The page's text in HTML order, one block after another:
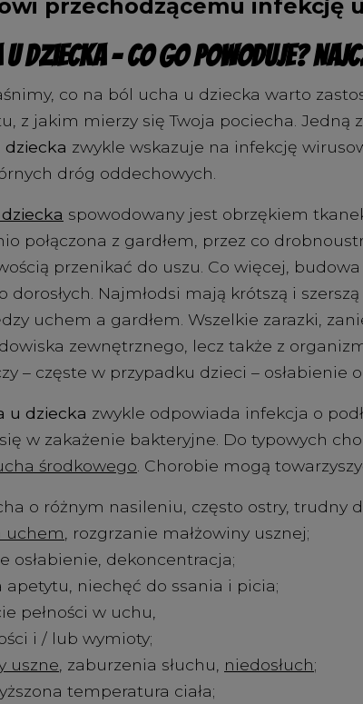
przechodzącemu infekcję
u dziecka – co go powoduje?
co na ból ucha u dziecka warto
z jakim mierzy się Twoja pociecha.
dziecka zwykle wskazuje na infekcję
dróg oddechowych.
spowodowany jest obrzękiem
połączona z gardłem, przez co
przenikać do uszu. Co więcej,
dorosłych. Najmłodsi mają krótszą i
uchem a gardłem. Wszelkie zarazki,
zewnętrznego, lecz także z
– częste w przypadku dzieci – osłabienie
u dziecka zwykle odpowiada infekcja o
w zakażenie bakteryjne. Do typowych
środkowego . Chorobie mogą
o różnym nasileniu, często ostry, trudny
uchem , rozgrzanie małżowiny usznej;
osłabienie, dekoncentracja;
apetytu, niechęć do ssania i picia;
pełności w uchu,
i / lub wymioty;
uszne , zaburzenia słuchu, niedosłuch;
temperatura ciała;